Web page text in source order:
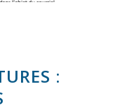
: